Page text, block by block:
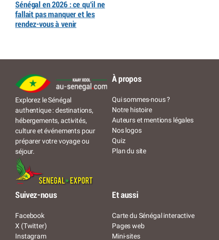
Sénégal en 2026 : ce qu’il ne
fallait pas manquer et les
rendez-vous à venir
Explorez le Sénégal
authentique : destinations,
hébergements, activités,
culture et événements pour
préparer votre voyage ou
séjour.
À propos
Qui sommes-nous ?
Notre histoire
Auteurs et mentions légales
Nos logos
Quiz
Plan du site
Suivez-nous
Facebook
X (Twitter)
Instagram
Et aussi
Carte du Sénégal interactive
Pages web
Mini-sites